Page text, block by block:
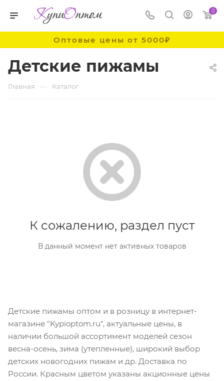
0
Оптовые цены от 5000₽
Детские пижамы
Главная — Каталог
К сожалению, раздел пуст
В данный момент нет активных товаров
Детские пижамы оптом и в розницу в интернет-
магазине "Kypioptom.ru", актуальные цены, в
наличии большой ассортимент моделей сезон
весна-осень, зима (утепленные), широкий выбор
детских новогодних пижам и др. Доставка по
России. Красным цветом указаны акционные цены